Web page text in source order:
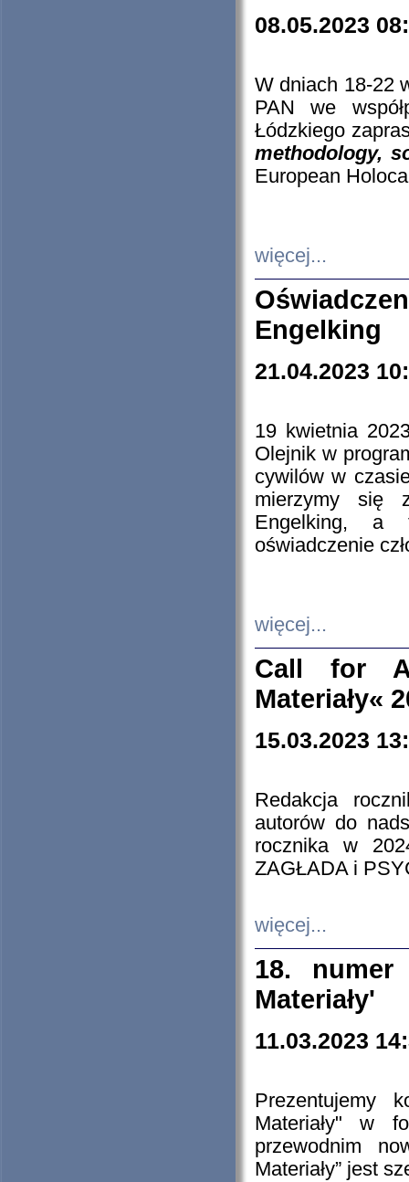
08.05.2023
W dniach 18-22
PAN we
Łódzkiego
methodology,
European
więcej...
Engelking
21.04.2023
19 kwietnia
Olejnik w
cywilów w
mierzymy się
Engelking, a
oświadczenie
więcej...
Call for
Materiały«
15.03.2023
Redakcja
autorów do
rocznika w
ZAGŁADA i
więcej...
18. numer
Materiały'
11.03.2023
Prezentujemy
Materiały" w
przewodnim
Materiały” jest